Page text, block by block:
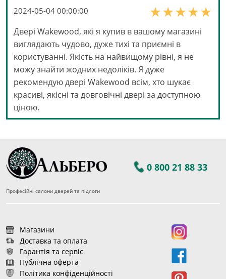
2024-05-04 00:00:00
Двері Wakewood, які я купив в вашому магазині
виглядають чудово, дуже тихі та приємні в
користуванні. Якість на найвищому рівні, я не
можу знайти жодних недоліків. Я дуже
рекомендую двері Wakewood всім, хто шукає
красиві, якісні та довговічні двері за доступною
ціною.
0 800 21 88 33
Професійні салони дверей та підлоги
Магазини
Доставка та оплата
Гарантія та сервіс
Публічна оферта
Політика конфіденційності